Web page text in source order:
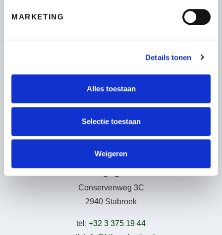
MARKETING
Details tonen
Alles toestaan
Selectie toestaan
Weigeren
Leasing – Lease-a-Bike
Garantie
Adresgegevens
Conservenweg 3C
2940 Stabroek
tel: +32 3 375 19 44